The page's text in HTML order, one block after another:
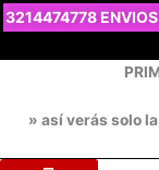
Ir
al
contenido
3214474778
» así verás solo